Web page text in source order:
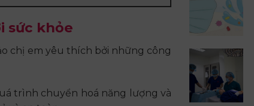
sức khỏe
chị em yêu thích bởi những công
trình chuyển hoá năng lượng và